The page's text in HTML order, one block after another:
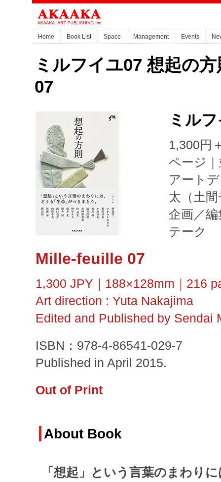
Home Book List Space Management Events
ミルフイユ07 想起の
07
ミル
1,300円
ページ
アート
太（土
企画／
テーク
Mille-feuille 07
1,300 JPY｜188×128mm｜216
Art direction : Yuta Nakajima
Edited and Published by Sendai
ISBN：978-4-86541-029-7
Published in April 2015.
Out of Print
About Book
「想起」という言葉のまわり